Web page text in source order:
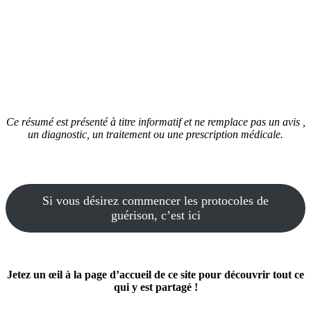
Ce résumé est présenté à titre informatif et ne remplace pas un avis ,
un diagnostic, un traitement ou une prescription médicale.
Si vous désirez commencer les protocoles de
guérison, c’est ici
Jetez un œil à la page d’accueil de ce site pour découvrir tout ce
qui y est partagé !